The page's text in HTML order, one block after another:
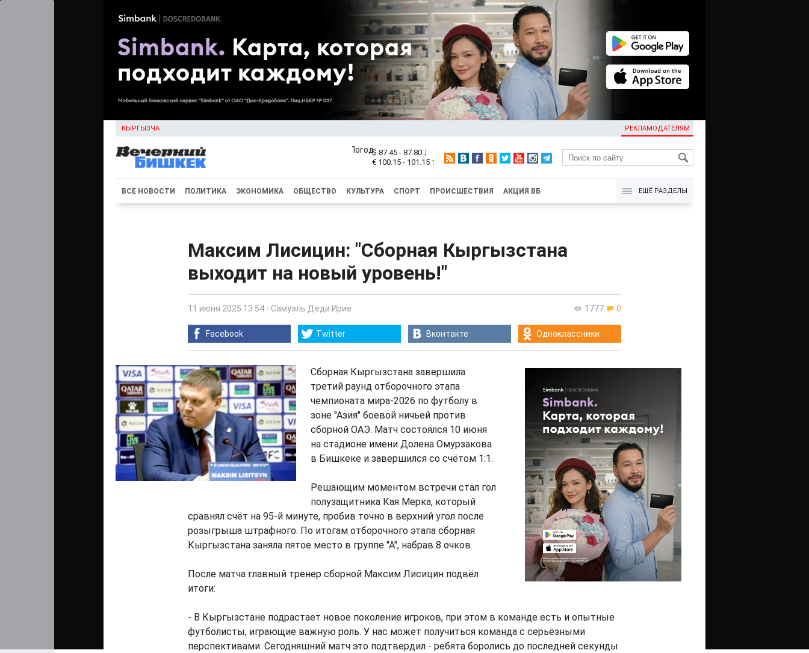
КЫРГЫЗЧА РЕКЛАМОДАТЕЛЯМ
KG
$ 87.45 - 87.80
€ 100.15 - 101.15
ВСЕ НОВОСТИ ПОЛИТИКА ЭКОНОМИКА ОБЩЕСТВО КУЛЬТУРА СПОРТ ПРОИСШЕСТВИЯ АКЦИЯ ВБ ЕЩЁ РАЗДЕЛЫ
Максим Лисицин: "Сборная Кыргызстана
выходит на новый уровень!"
1777 0
11 июня 2025 13:54 - Самуэль Деди Ирие
Facebook Twitter Вконтакте Одноклассники
Сборная Кыргызстана завершила
третий раунд отборочного этапа
чемпионата мира-2026 по футболу в
зоне "Азия" боевой ничьей против
сборной ОАЭ. Матч состоялся 10 июня
на стадионе имени Долена Омурзакова
в Бишкеке и завершился со счётом 1:1.
Решающим моментом встречи стал гол
полузащитника Кая Мерка, который
сравнял счёт на 95-й минуте, пробив точно в верхний угол после
розыгрыша штрафного. По итогам отборочного этапа сборная
Кыргызстана заняла пятое место в группе "А", набрав 8 очков.
После матча главный тренер сборной Максим Лисицин подвёл
итоги:
- В Кыргызстане подрастает новое поколение игроков, при этом в команде есть и опытные
футболисты, играющие важную роль. У нас может получиться команда с серьёзными
перспективами. Сегодняшний матч это подтвердил - ребята боролись до последней секунды